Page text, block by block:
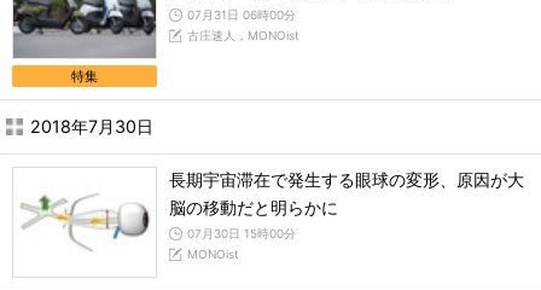
特集
07月31日 06時00分
古庄速人，MONOist
2018年7月30日
長期宇宙滞在で発生する眼球の変形、原因が大
脳の移動だと明らかに
07月30日 15時00分
MONOist